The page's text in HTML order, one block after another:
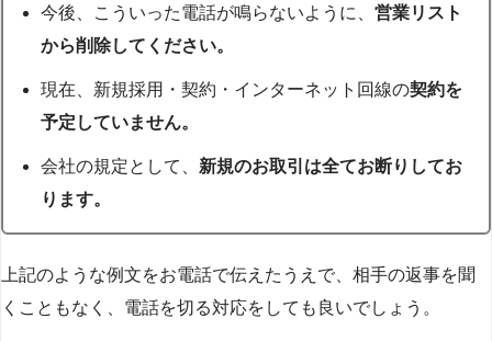
今後、こういった電話が鳴らないように、営業リスト
から削除してください。
現在、新規採用・契約・インターネット回線の契約を
予定していません。
会社の規定として、 新規のお取引は全てお断りしてお
ります。
上記のような例文をお電話で伝えたうえで、相手の返事を聞
くこともなく、電話を切る対応をしても良いでしょう。